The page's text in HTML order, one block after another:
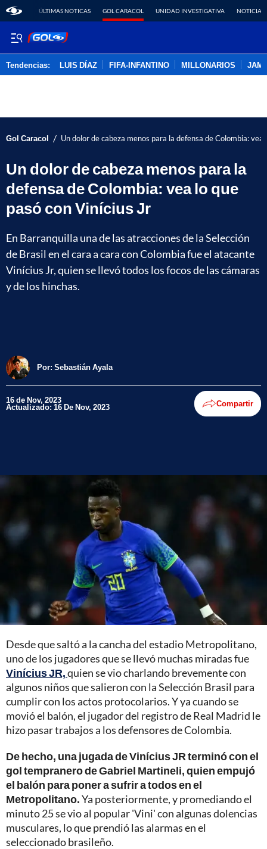
ÚLTIMAS NOTICAS GOL CARACOL UNIDAD INVESTIGATIVA NOTICIAS
Tendencias: LUIS DÍAZ FIFA-INFANTINO MILLONARIOS
Gol Caracol / Un dolor de cabeza menos para la defensa de Colombia: vea
Un dolor de cabeza menos para la
defensa de Colombia: vea lo que
pasó con Vinícius Jr
En Barranquilla una de las atracciones de la Selección
de Brasil en el cara a cara con Colombia fue el atacante
Vinícius Jr, quien se llevó todos los focos de las cámaras
y de los hinchas.
Por: Sebastián Ayala
16 de Nov, 2023
Actualizado: 16 De Nov, 2023 Compartir
Desde que saltó a la cancha del estadio Metropolitano,
uno de los jugadores que se llevó muchas miradas fue
Vinícius JR,quien se vio charlando brevemente con
algunos niños que salieron con la Selección Brasil para
cumplir con los actos protocolarios. Y ya cuando se
movió el balón, el jugador del registro de Real Madrid le
hizo pasar trabajos a los defensores de Colombia.
De hecho, una jugada de Vinícius JR terminó con el
gol tempranero de Gabriel Martineli, quien empujó
el balón para poner a sufrir a todos en el
Metropolitano.Ya posteriormente, y promediando el
minuto 25 se vio al popular 'Vini' con algunas dolencias
musculares, lo que prendió las alarmas en el
seleccionado brasileño.